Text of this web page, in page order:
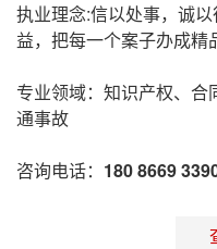
执业理念:信以处事，诚
益，把每一个案子办成精
专业领域：知识产权、
通事故
咨询电话： 180 8669